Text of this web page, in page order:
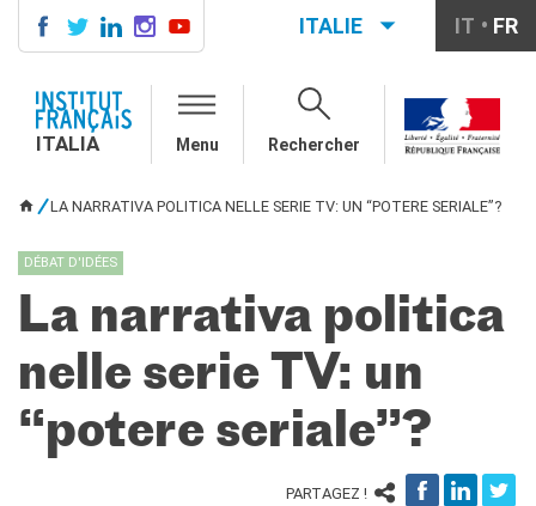
COURS DE FRANÇAIS
LE MONDE SCOLAIRE
Studenti
Formation professionnelle
France-Italie
SPECTACLE VIVANT ET
ARTS VISUELS
Nouveau Grand Tour
ITALIE IT FR
ITALIA Menu Rechercher
LA NARRATIVA POLITICA NELLE SERIE TV: UN “POTERE SERIALE”?
DÉBAT D'IDÉES
La narrativa politica
nelle serie TV: un
“potere seriale”?
PARTAGEZ !